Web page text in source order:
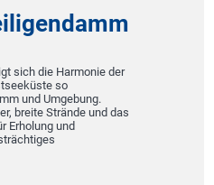
sich die Harmonie der
so
und Umgebung.
breite Strände und das
Erholung und